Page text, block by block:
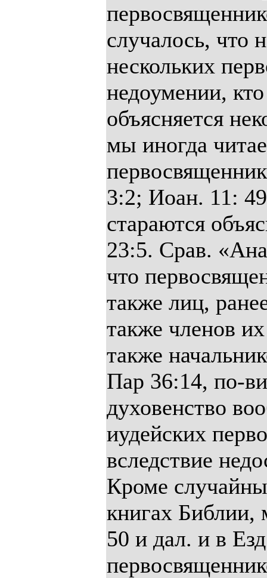
случалось, что
нескольких
недоумении,
объясняется
мы иногда
3:2; Иоан. 11:
стараются
23:5. Срав.
что
также лиц,
также членов
также
Пар 36:14, по-
духовенство
иудейских
вследствие
Кроме
книгах
50 и дал. и в